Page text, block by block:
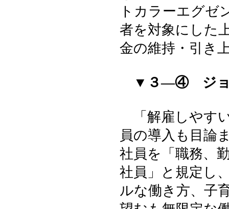
トカラーエグゼ
者を対象にした
金の維持・引き
▼３―④ ジョ
「解雇しやす
員の導入も目論
社員を「職務、
社員」と規定し
ルな働き方、子